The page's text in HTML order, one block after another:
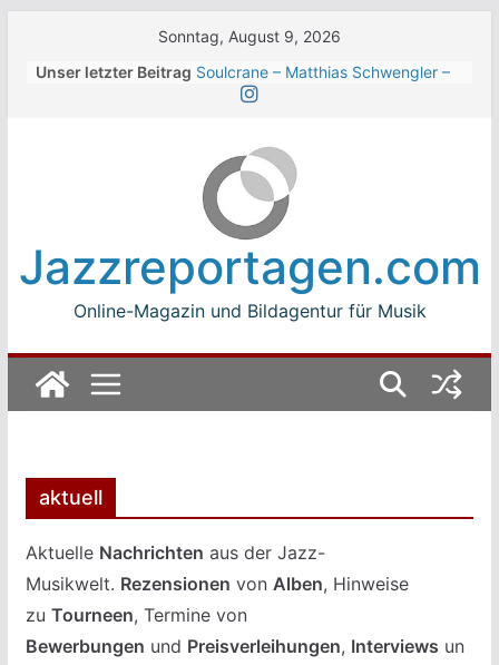
Sonntag, August 9, 2026
Unser letzter Beitrag Soulcrane – Matthias Schwengler –
Walter Trout Band beim Winterbach
Zeltspektakel 2026
The Cinelli Brothers beim
Winterbach Zeltspektakel 2026
Jean-Michel Jarre bei den jazz open
Modena auf der Piazza Roma 2026
Jazzreportagen.com
Online-Magazin und Bildagentur für Musik
aktuell
Aktuelle Nachrichten aus der Jazz-
Musikwelt. Rezensionen von Alben, Hinweise
zu Tourneen, Termine von
Bewerbungen und Preisverleihungen, Interviews un